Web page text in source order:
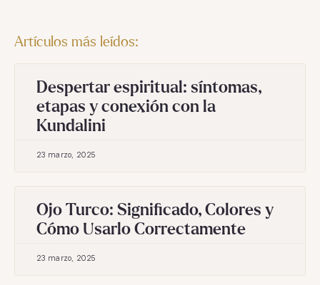
Artículos más leídos:
Despertar espiritual: síntomas,
etapas y conexión con la
Kundalini
23 marzo, 2025
Ojo Turco: Significado, Colores y
Cómo Usarlo Correctamente
23 marzo, 2025